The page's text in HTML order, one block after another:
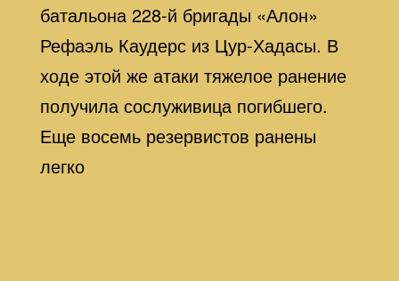
батальона 228-й бригады «Алон»
Рефаэль Каудерс из Цур-Хадасы. В
ходе этой же атаки тяжелое ранение
получила сослуживица погибшего.
Еще восемь резервистов ранены
легко